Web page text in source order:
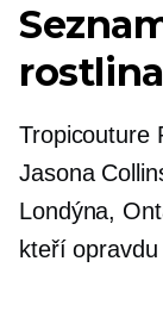
Tropicouture
Jasona
Londýna,
kteří